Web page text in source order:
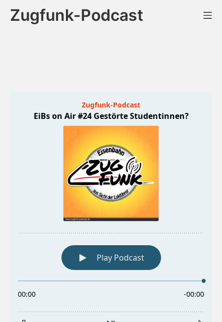
InhaltZugfunk-Podcast